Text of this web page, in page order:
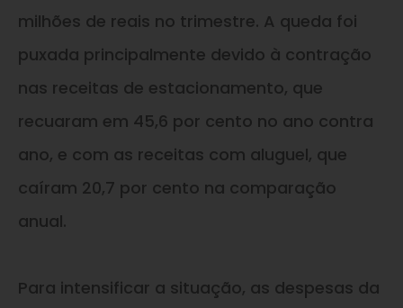
milhões de reais no trimestre. A queda foi
puxada principalmente devido à contração
nas receitas de estacionamento, que
recuaram em 45,6 por cento no ano contra
ano, e com as receitas com aluguel, que
caíram 20,7 por cento na comparação
anual.
Para intensificar a situação, as despesas da